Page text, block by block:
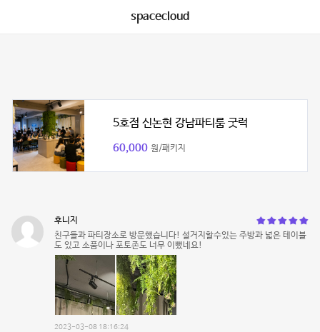
spacecloud
5호점 신논현 강남파티룸 굿럭
60,000 원/패키지
후니지
친구들과 파티장소로 방문했습니다! 설거지할수있는 주방과 넓은 테이블
도 있고 소품이나 포토존도 너무 이뻤네요!
2023-03-08 18:16:24